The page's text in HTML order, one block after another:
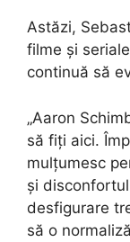
Astăzi,
filme și
continuă să
„Aaron
să fiți aici.
mulțumesc
și
desfigurare
să o